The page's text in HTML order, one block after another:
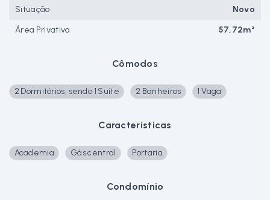
Cômodos
2 Dormitórios, sendo 1 Suíte 2 Banheiros 1 Vaga
Características
Academia Gás central Portaria
Condomínio
Situação
Novo
Área Privativa
57,72m²